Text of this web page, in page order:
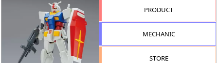
PRODUCT
MECHANIC
STORE